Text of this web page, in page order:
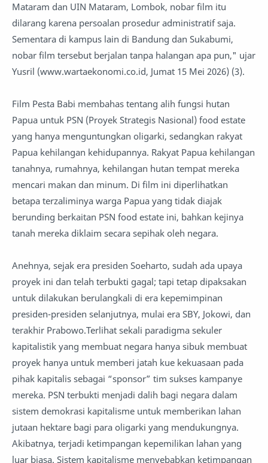
Mataram dan UIN Mataram, Lombok, nobar film itu
dilarang karena persoalan prosedur administratif saja.
Sementara di kampus lain di Bandung dan Sukabumi,
nobar film tersebut berjalan tanpa halangan apa pun," ujar
Yusril (www.wartaekonomi.co.id, Jumat 15 Mei 2026) (3).
Film Pesta Babi membahas tentang alih fungsi hutan
Papua untuk PSN (Proyek Strategis Nasional) food estate
yang hanya menguntungkan oligarki, sedangkan rakyat
Papua kehilangan kehidupannya. Rakyat Papua kehilangan
tanahnya, rumahnya, kehilangan hutan tempat mereka
mencari makan dan minum. Di film ini diperlihatkan
betapa terzaliminya warga Papua yang tidak diajak
berunding berkaitan PSN food estate ini, bahkan kejinya
tanah mereka diklaim secara sepihak oleh negara.
Anehnya, sejak era presiden Soeharto, sudah ada upaya
proyek ini dan telah terbukti gagal; tapi tetap dipaksakan
untuk dilakukan berulangkali di era kepemimpinan
presiden-presiden selanjutnya, mulai era SBY, Jokowi, dan
terakhir Prabowo.Terlihat sekali paradigma sekuler
kapitalistik yang membuat negara hanya sibuk membuat
proyek hanya untuk memberi jatah kue kekuasaan pada
pihak kapitalis sebagai “sponsor” tim sukses kampanye
mereka. PSN terbukti menjadi dalih bagi negara dalam
sistem demokrasi kapitalisme untuk memberikan lahan
jutaan hektare bagi para oligarki yang mendukungnya.
Akibatnya, terjadi ketimpangan kepemilikan lahan yang
luar biasa. Sistem kapitalisme menyebabkan ketimpangan